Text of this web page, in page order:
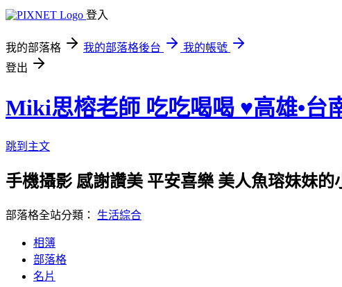
登入
我的部落格 我的部落格後台
我的帳號
登出
Miki思榕老師 吃吃喝喝 ♥️高雄•台
跳到主文
手機攝影 感謝讚美 平安喜樂 美人魚瑢妹妹的
部落格全站分類： 生活綜合
相簿
部落格
名片